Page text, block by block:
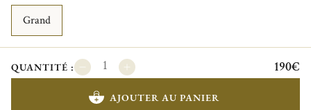
Grand
QUANTITÉ : 190€
AJOUTER AU PANIER